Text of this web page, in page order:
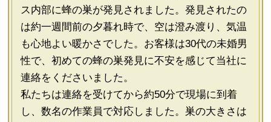
ス内部に蜂の巣が発見されました。発見されたの
は約一週間前の夕暮れ時で、空は澄み渡り、気温
も心地よい暖かさでした。お客様は30代の未婚男
性で、初めての蜂の巣発見に不安を感じて当社に
連絡をくださいました。
私たちは連絡を受けてから約50分で現場に到着
し、数名の作業員で対応しました。巣の大きさは